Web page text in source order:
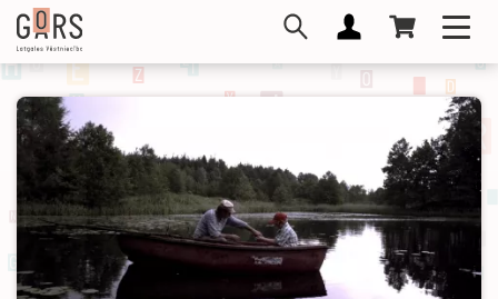
Pārlekt
galveno
saturu